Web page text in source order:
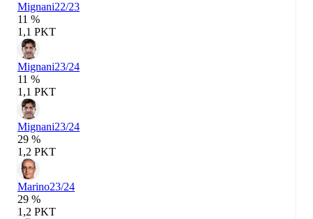
Mignani22/23
11 %
1,1 PKT
Mignani23/24
11 %
1,1 PKT
Mignani23/24
29 %
1,2 PKT
Marino23/24
29 %
1,2 PKT